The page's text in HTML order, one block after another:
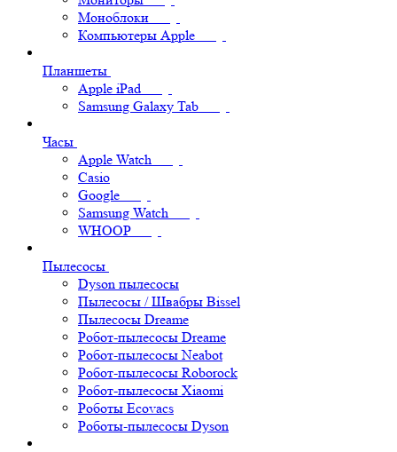
Моноблоки
Компьютеры Apple
Планшеты
Apple iPad
Samsung Galaxy Tab
Часы
Apple Watch
Casio
Google
Samsung Watch
WHOOP
Пылесосы
Dyson пылесосы
Пылесосы / Швабры Bissel
Пылесосы Dreame
Робот-пылесосы Dreame
Робот-пылесосы Neabot
Робот-пылесосы Roborock
Робот-пылесосы Xiaomi
Роботы Ecovacs
Роботы-пылесосы Dyson